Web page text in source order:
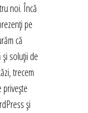
noi. Încă
pe
că
soluții de
trecem
și